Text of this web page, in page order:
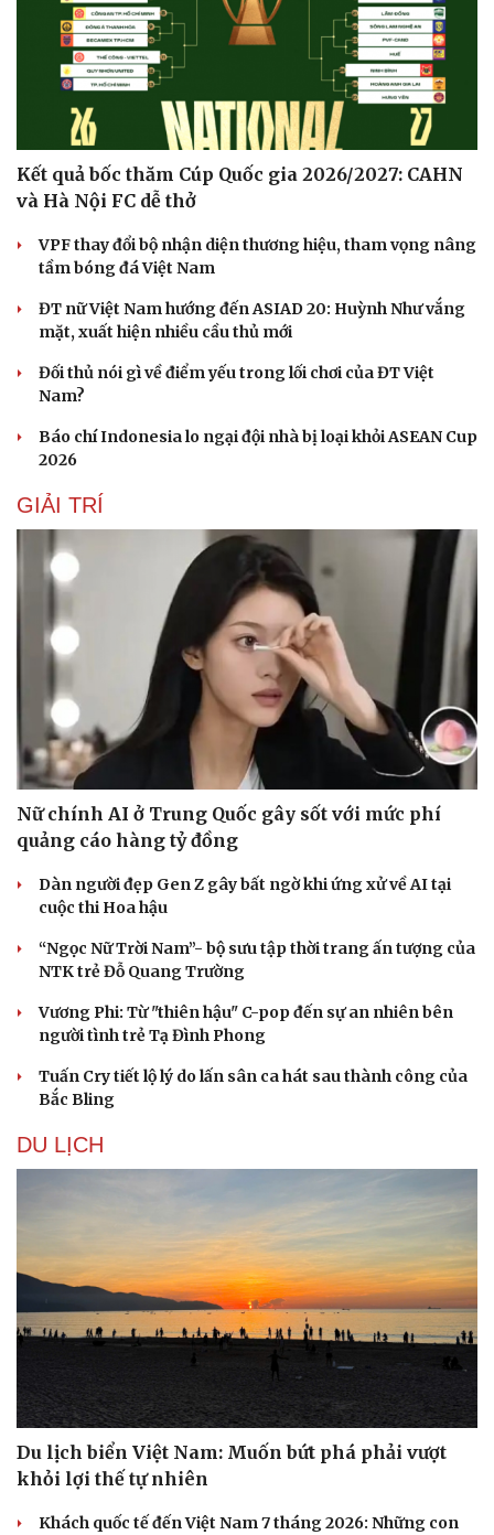
Sản phụ khoa
Nhi khoa
Nam khoa
Làm đẹp - giảm cân
Phòng mạch online
Ăn sạch sống khỏe
Tình yêu - Gia đình
Kết quả bốc thăm Cúp Quốc gia 2026/2027: CAHN
và Hà Nội FC dễ thở
VPF thay đổi bộ nhận diện thương hiệu, tham vọng nâng
tầm bóng đá Việt Nam
ĐT nữ Việt Nam hướng đến ASIAD 20: Huỳnh Như vắng
mặt, xuất hiện nhiều cầu thủ mới
Đối thủ nói gì về điểm yếu trong lối chơi của ĐT Việt
Nam?
Báo chí Indonesia lo ngại đội nhà bị loại khỏi ASEAN Cup
2026
GIẢI TRÍ
Nữ chính AI ở Trung Quốc gây sốt với mức phí
quảng cáo hàng tỷ đồng
Dàn người đẹp Gen Z gây bất ngờ khi ứng xử về AI tại
cuộc thi Hoa hậu
“Ngọc Nữ Trời Nam”- bộ sưu tập thời trang ấn tượng của
NTK trẻ Đỗ Quang Trường
Vương Phi: Từ "thiên hậu" C-pop đến sự an nhiên bên
người tình trẻ Tạ Đình Phong
Tuấn Cry tiết lộ lý do lấn sân ca hát sau thành công của
Bắc Bling
DU LỊCH
Du lịch biển Việt Nam: Muốn bứt phá phải vượt
khỏi lợi thế tự nhiên
Khách quốc tế đến Việt Nam 7 tháng 2026: Những con